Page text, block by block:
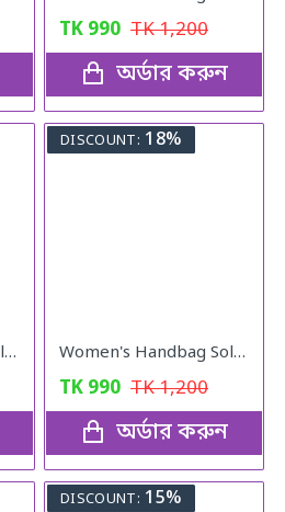
TK 990 TK1,200
অর্ডার করুন
Women's Handbag Solid ( black colour )
DISCOUNT: 18%
Women's Handbag Solid ( Red colour )
TK 990 TK1,200
অর্ডার করুন
DISCOUNT: 15%